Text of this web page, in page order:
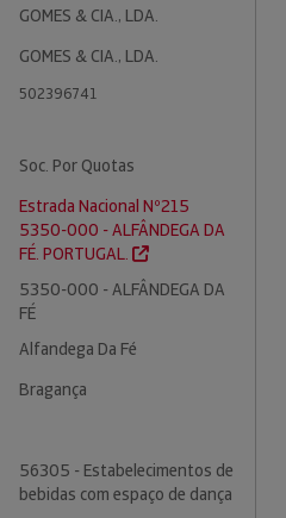
GOMES & CIA., LDA.
GOMES & CIA., LDA.
502396741
Soc. Por Quotas
Estrada Nacional Nº215
5350-000 - ALFÂNDEGA DA
FÉ. PORTUGAL.
5350-000 - ALFÂNDEGA DA
FÉ
Alfandega Da Fé
Bragança
56305 - Estabelecimentos de
bebidas com espaço de dança